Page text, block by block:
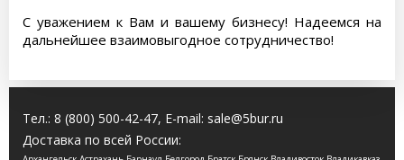
С уважением к Вам и вашему бизнесу! Надеемся на
дальнейшее взаимовыгодное сотрудничество!
Тел.: 8 (800) 500-42-47, E-mail: sale@5bur.ru
Доставка по всей России: